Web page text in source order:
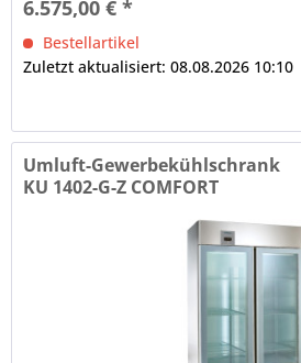
6.575,00 € *
Bestellartikel
Zuletzt aktualisiert: 08.08.2026 10:10
Umluft-Gewerbekühlschrank
KU 1402-G-Z COMFORT